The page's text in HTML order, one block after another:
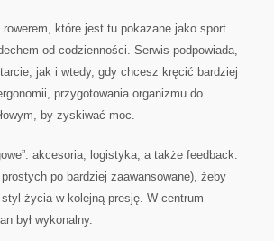
które jest tu pokazane jako sport.
od codzienności. Serwis podpowiada,
jak i wtedy, gdy chcesz kręcić bardziej
przygotowania organizmu do
by zyskiwać moc.
akcesoria, logistyka, a także feedback.
po bardziej zaawansowane), żeby
życia w kolejną presję. W centrum
był wykonalny.